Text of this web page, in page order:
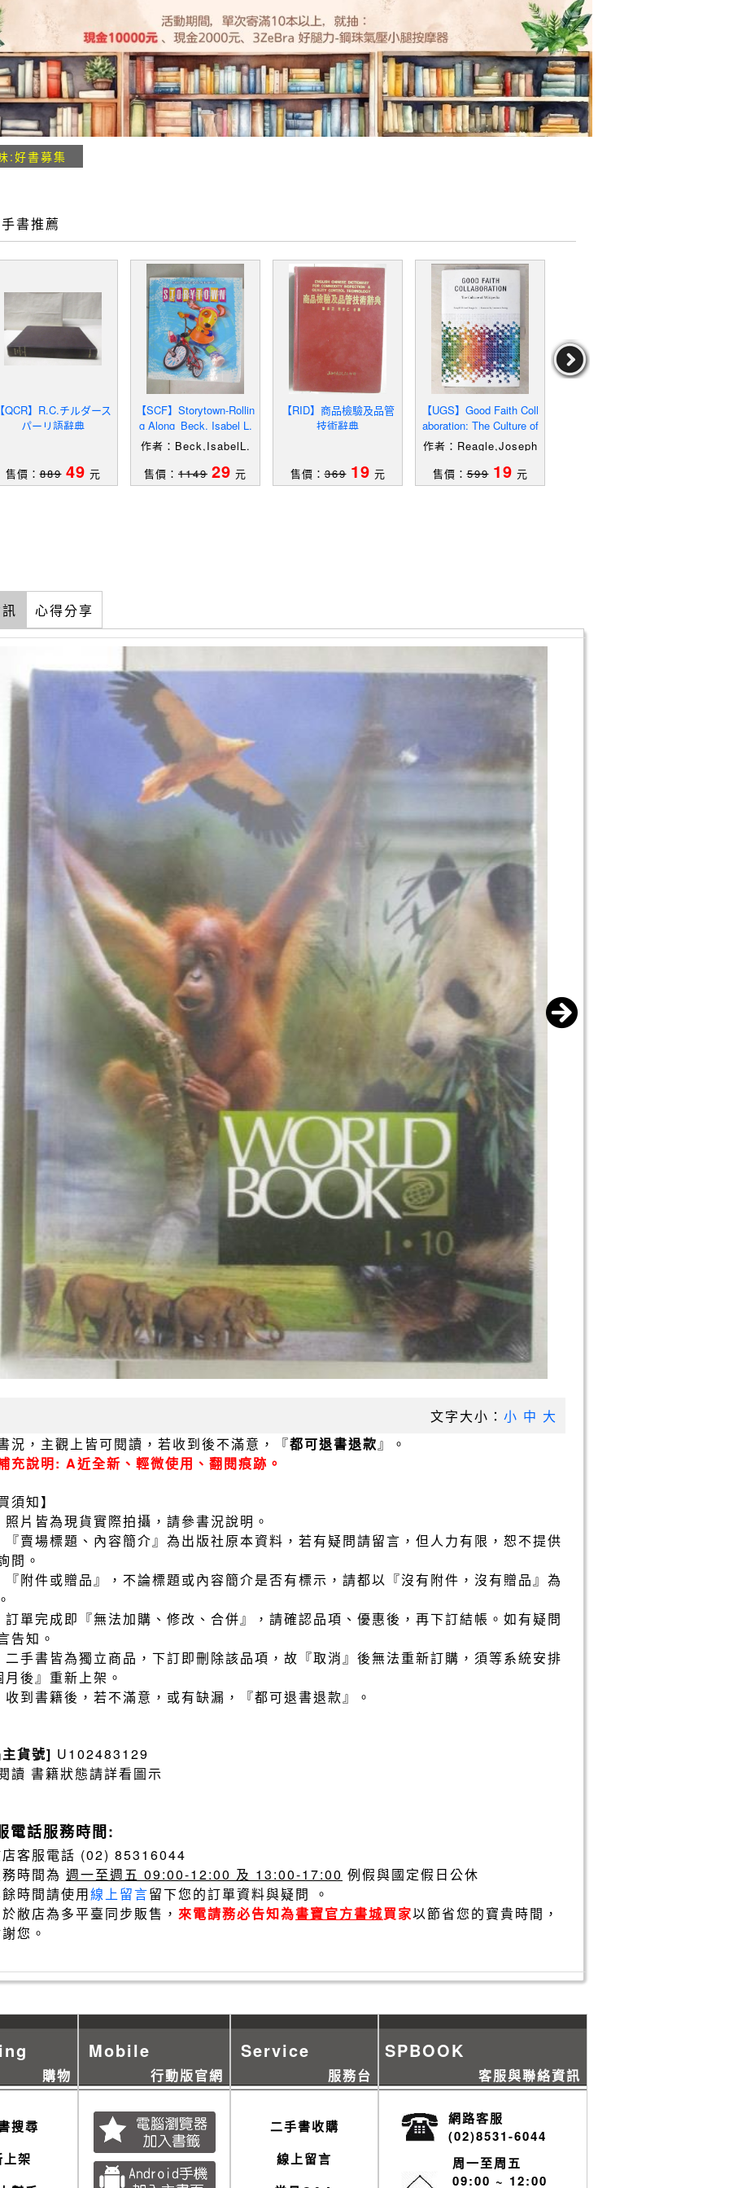
:好書募集
書推薦
QCR】R.C.チルダース
パーリ語辭典
售價：889 49 元
【SCF】Storytown-Rollin
g Along_Beck, Isabel L.
作者：Beck,IsabelL.
售價： 1149 29 元
【RID】商品檢驗及品管
技術辭典
售價：369 19 元
【UGS】Good Faith Coll
aboration: The Culture of
Wikipedia_Reagle, Josep
作者：Reagle,Joseph
wrence(FRW)
售價：599 19 元
心得分享
文字大小： 小 中 大
況，主觀上皆可閱讀，若收到後不滿意，『都可退書退款』。
充說明: A近全新、輕微使用、翻閱痕跡。
須知】
照片皆為現貨實際拍攝，請參書況說明。
『賣場標題、內容簡介』為出版社原本資料，若有疑問請留言，但人力有限，恕不提供
問。
『附件或贈品』，不論標題或內容簡介是否有標示，請都以『沒有附件，沒有贈品』為
訂單完成即『無法加購、修改、合併』，請確認品項、優惠後，再下訂結帳。如有疑問
告知。
二手書皆為獨立商品，下訂即刪除該品項，故『取消』後無法重新訂購，須等系統安排
後』重新上架。
收到書籍後，若不滿意，或有缺漏，『都可退書退款』。
貨號] U102483129
讀 書籍狀態請詳看圖示
電話服務時間:
客服電話 (02) 85316044
時間為 週一至週五 09:00-12:00 及 13:00-17:00 例假與國定假日公休
時間請使用線上留言留下您的訂單資料與疑問 。
敝店為多平臺同步販售， 來電請務必告知為書寶官方書城買家以節省您的寶貴時間，
您。
購物
搜尋
架
Mobile
行動版官網
Service
服務台
二手書收購
線上留言
SPBOOK
客服與聯絡資訊
網路客服
(02)8531-6044
周一至周五
09:00 ~ 12:00